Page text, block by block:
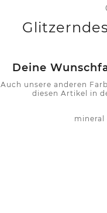
Deine
Auch unsere anderen
diesen Artikel in
mineral